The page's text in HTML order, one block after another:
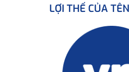
LỢI THẾ CỦA